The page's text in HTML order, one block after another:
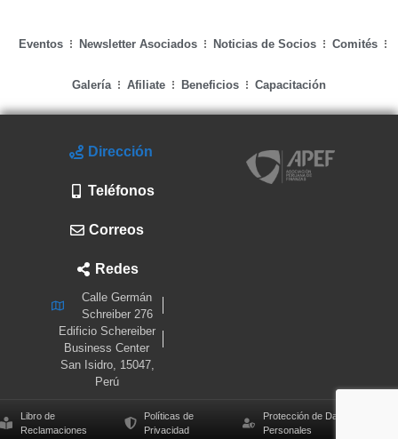
Eventos Newsletter Asociados Noticias de Socios Comités
Galería Afiliate Beneficios Capacitación
Dirección
Teléfonos
Correos
Redes
Calle Germán
Schreiber 276
Edificio Schereiber
Business Center
San Isidro, 15047,
Perú
Libro de
Reclamaciones
Políticas de
Privacidad
Protección de Datos
Personales